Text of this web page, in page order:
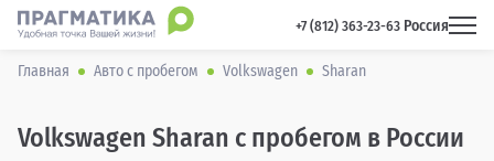
+7 (812) 363-23-63 Россия
Главная Авто с пробегом Volkswagen Sharan
Volkswagen Sharan с пробегом в России